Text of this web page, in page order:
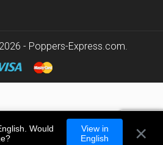
- Poppers-Express.com.
Would
View in
English
×